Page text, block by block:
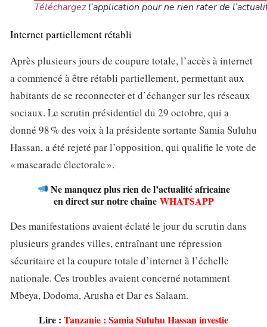
Téléchargezl’application pour ne rien rater de
Internet partiellement rétabli
Après plusieurs jours de coupure totale, l’accès à internet
a commencé à être rétabli partiellement, permettant aux
habitants de se reconnecter et d’échanger sur les réseaux
sociaux. Le scrutin présidentiel du 29 octobre, qui a
donné 98 % des voix à la présidente sortante Samia Suluhu
Hassan, a été rejeté par l’opposition, qui qualifie le vote de
« mascarade électorale ».
Ne manquez plus rien de l’actualité africaine
en direct sur notre chaîne WHATSAPP
Des manifestations avaient éclaté le jour du scrutin dans
plusieurs grandes villes, entraînant une répression
sécuritaire et la coupure totale d’internet à l’échelle
nationale. Ces troubles avaient concerné notamment
Mbeya, Dodoma, Arusha et Dar es Salaam.
Lire : Tanzanie : Samia Suluhu Hassan investie